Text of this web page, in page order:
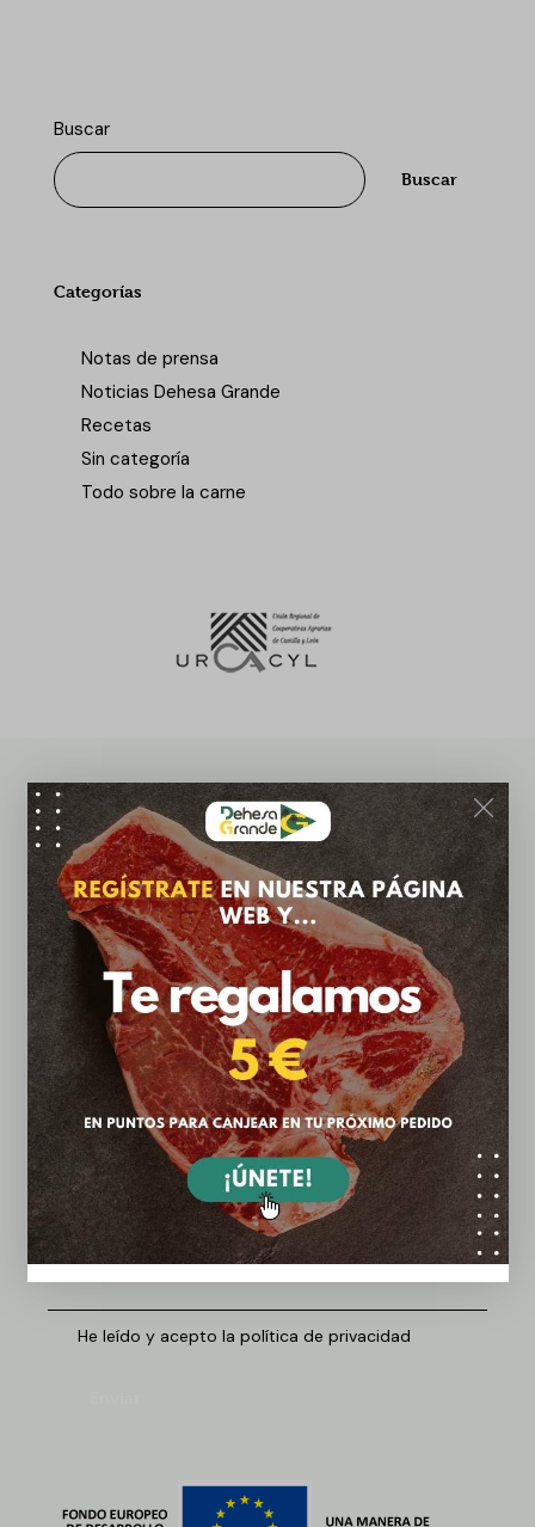
Buscar
Buscar
Categorías
Notas de prensa
Noticias Dehesa Grande
Recetas
Sin categoría
Todo sobre la carne
¡Newsletter!
¡Suscríbete ahora a nuestra newsletter y recibe
ofertas exclusivas!
Suscribirme
¿Tienes dudas? ¡Háblanos!
He leído y acepto la política de privacidad